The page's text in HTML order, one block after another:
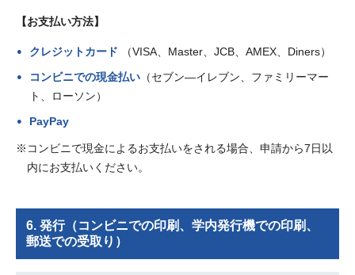
【お支払い方法】
クレジットカード
（VISA、Master、JCB、AMEX、Diners）
コンビニでの現金払い（セブン―イレブン、ファミリーマー
ト、ローソン）
PayPay
※コンビニで現金によるお支払いをされる場合、申請から7日以
内にお支払いください。
6. 発行（コンビニでの印刷、学内発行機での印刷、
郵送での受取り）